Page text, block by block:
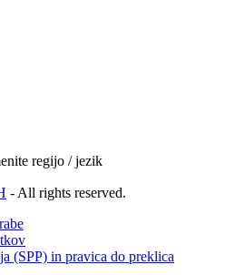
regijo / jezik
- All rights reserved.
(SPP) in pravica do preklica